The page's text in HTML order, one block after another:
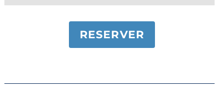
RESERVER